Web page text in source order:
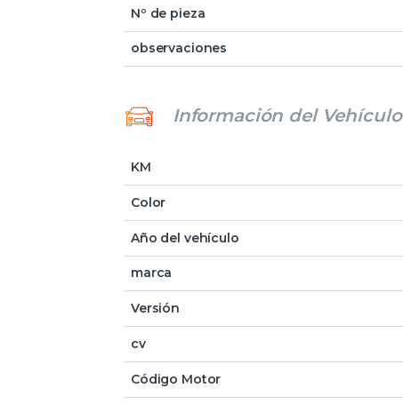
Nº de pieza
observaciones
Información del Vehículo
KM
Color
Año del vehículo
marca
Versión
cv
Código Motor